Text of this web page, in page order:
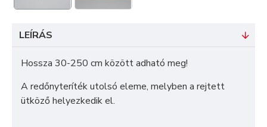
LEÍRÁS
Hossza 30-250 cm között adható meg!
A redőnyteríték utolsó eleme, melyben a rejtett
ütköző helyezkedik el.